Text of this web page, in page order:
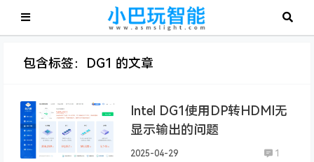
包含标签：DG1 的文章
Intel DG1使用DP转HDMI无
显示输出的问题
2025-04-29 1